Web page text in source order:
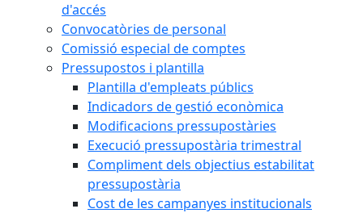
d'accés
Convocatòries de personal
Comissió especial de comptes
Pressupostos i plantilla
Plantilla d'empleats públics
Indicadors de gestió econòmica
Modificacions pressupostàries
Execució pressupostària trimestral
Compliment dels objectius estabilitat
pressupostària
Cost de les campanyes institucionals